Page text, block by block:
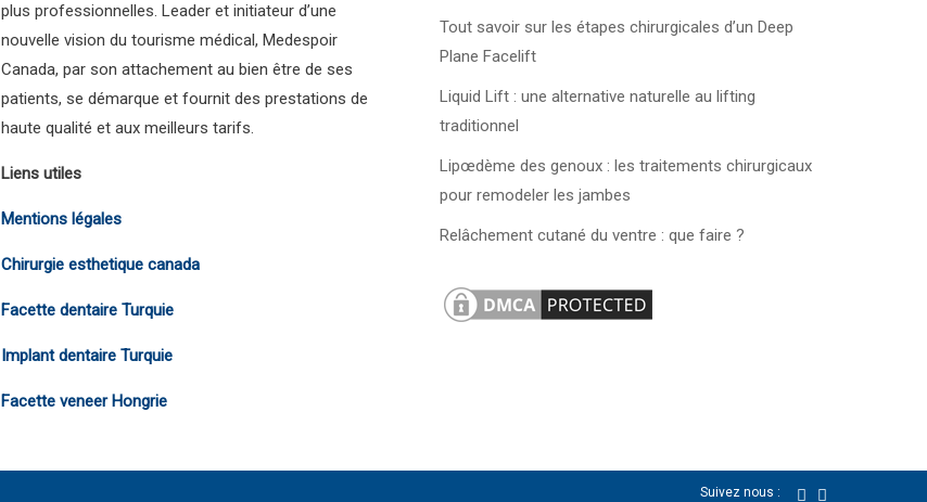
plus professionnelles. Leader et initiateur d’une
nouvelle vision du tourisme médical, Medespoir
Canada, par son attachement au bien être de ses
patients, se démarque et fournit des prestations de
haute qualité et aux meilleurs tarifs.
Liens utiles
Mentions légales
Chirurgie esthetique canada
Facette dentaire Turquie
Implant dentaire Turquie
Facette veneer Hongrie
Tout savoir sur les étapes chirurgicales d’un Deep
Plane Facelift
Liquid Lift : une alternative naturelle au lifting
traditionnel
Lipœdème des genoux : les traitements chirurgicaux
pour remodeler les jambes
Relâchement cutané du ventre : que faire ?
Suivez nous :